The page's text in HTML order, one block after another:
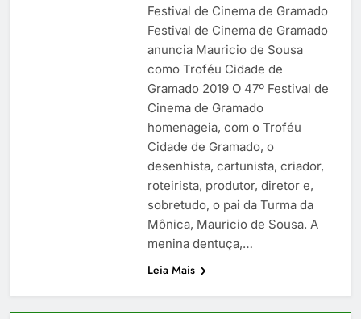
Festival de Cinema de Gramado
Festival de Cinema de Gramado
anuncia Mauricio de Sousa
como Troféu Cidade de
Gramado 2019 O 47º Festival de
Cinema de Gramado
homenageia, com o Troféu
Cidade de Gramado, o
desenhista, cartunista, criador,
roteirista, produtor, diretor e,
sobretudo, o pai da Turma da
Mônica, Mauricio de Sousa. A
menina dentuça,…
Leia Mais